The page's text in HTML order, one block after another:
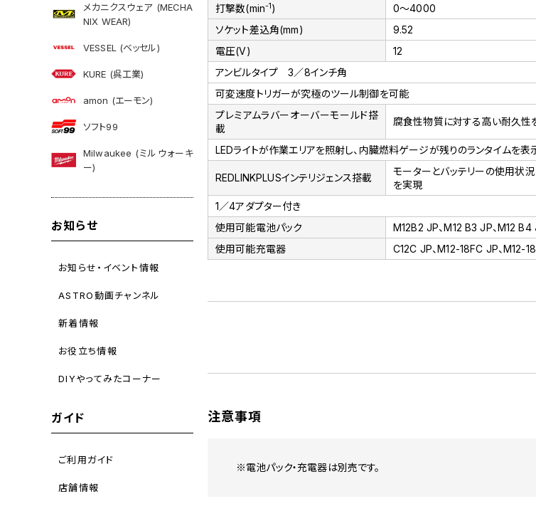
メカニクスウェア (MECHA
NIX WEAR)
VESSEL (ベッセル)
KURE (呉工業)
amon (エーモン)
ソフト99
Milwaukee (ミルウォーキ
ー)
お知らせ
お知らせ・イベント情報
ASTRO動画チャンネル
新着情報
お役立ち情報
DIYやってみたコーナー
ガイド
ご利用ガイド
店舗情報
打撃数(min-1)
0～4000
ソケット差込角(mm)
9.52
電圧(V)
12
アンビルタイプ 3／8インチ角
可変速度トリガーが究極のツール制御を可能
プレミアムラバーオーバーモールド搭
載
腐食性物質に対する高い耐久性
LEDライトが作業エリアを照射し、内臓燃料ゲージが残りのランタイムを表
REDLINKPLUSインテリジェンス搭載
モーターとバッテリーの使用状
を実現
1／4アダプター付き
使用可能電池パック
M12B2 JP、M12 B3 JP、M12
使用可能充電器
C12C JP、M12-18FC JP、M12-
注意事項
※電池パック・充電器は別売です。